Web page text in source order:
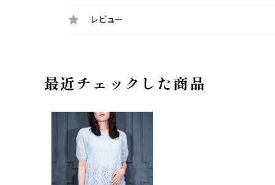
レビュー
最近チェックした商品